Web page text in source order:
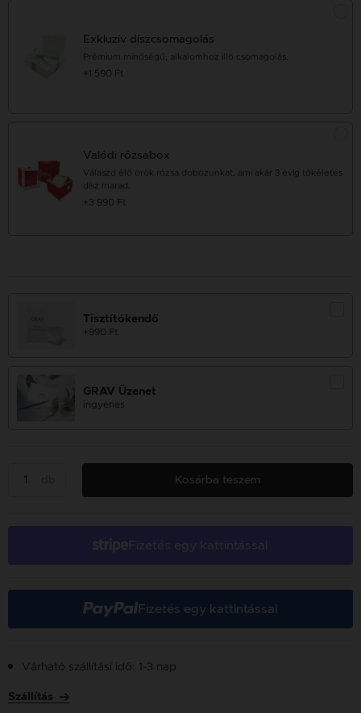
Exkluzív díszcsomagolás
Prémium minőségű, alkalomhoz illő csomagolás.
+1 590 Ft
Valódi rózsabox
Válaszd élő örök rózsa dobozunkat, ami akár 3 évig tökéletes
dísz marad.
+3 990 Ft
Tisztítókendő
+990 Ft
GRAV Üzenet
ingyenes
Kosárba teszem
Fizetés egy kattintással
Várható szállítási idő: 1-3 nap
Szállítás